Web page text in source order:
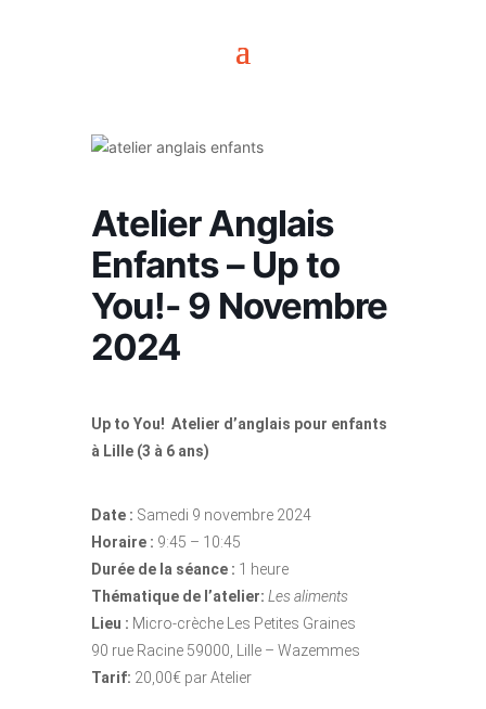
Atelier Anglais
Enfants – Up to
You!- 9 Novembre
2024
Up to You! Atelier d’anglais pour enfants
à Lille (3 à 6 ans)
Date : Samedi 9 novembre 2024
Horaire : 9:45 – 10:45
Durée de la séance : 1 heure
Thématique de l’atelier: Les aliments
Lieu : Micro-crèche Les Petites Graines
90 rue Racine 59000, Lille – Wazemmes
Tarif: 20,00€ par Atelier